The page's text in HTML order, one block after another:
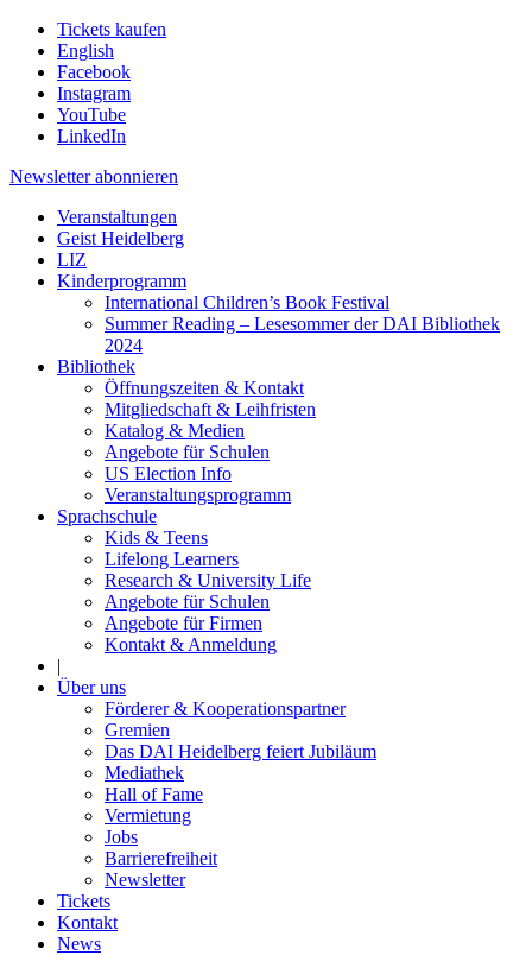
Tickets kaufen
English
Facebook
Instagram
YouTube
LinkedIn
Newsletter abonnieren
Veranstaltungen
Geist Heidelberg
LIZ
Kinderprogramm
International Children’s Book Festival
Summer Reading – Lesesommer der DAI Bibliothek
2024
Bibliothek
Öffnungszeiten & Kontakt
Mitgliedschaft & Leihfristen
Katalog & Medien
Angebote für Schulen
US Election Info
Veranstaltungsprogramm
Sprachschule
Kids & Teens
Lifelong Learners
Research & University Life
Angebote für Schulen
Angebote für Firmen
Kontakt & Anmeldung
|
Über uns
Förderer & Kooperationspartner
Gremien
Das DAI Heidelberg feiert Jubiläum
Mediathek
Hall of Fame
Vermietung
Jobs
Barrierefreiheit
Newsletter
Tickets
Kontakt
News